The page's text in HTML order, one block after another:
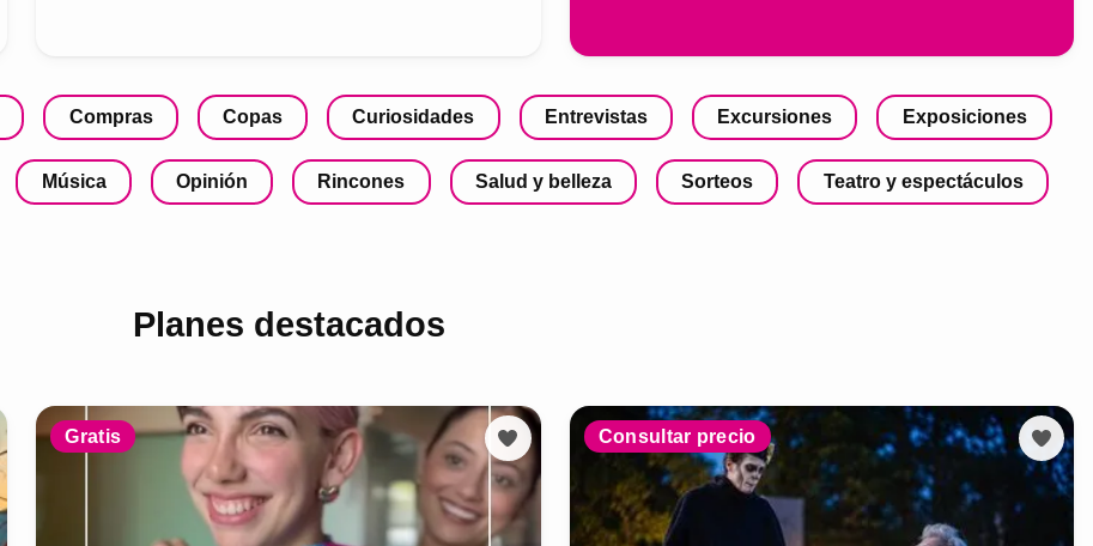
Compras Copas Curiosidades Entrevistas Excursiones Exposiciones
Música Opinión Rincones Salud y belleza Sorteos Teatro y espectáculos
Planes destacados
Gratis Consultar precio